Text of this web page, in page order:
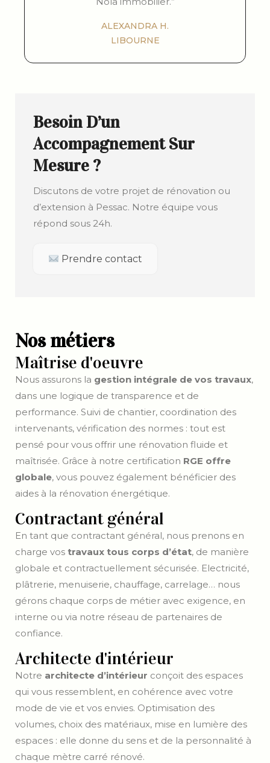
ALEXANDRA H.
LIBOURNE
Besoin D’un
Accompagnement Sur
Mesure ?
Discutons de votre projet de rénovation ou
d’extension à Pessac. Notre équipe vous
répond sous 24h.
Prendre contact
Nos métiers
Maîtrise d'oeuvre
Nous assurons la gestion intégrale de vos travaux,
dans une logique de transparence et de
performance. Suivi de chantier, coordination des
intervenants, vérification des normes : tout est
pensé pour vous offrir une rénovation fluide et
maîtrisée. Grâce à notre certification RGE offre
globale, vous pouvez également bénéficier des
aides à la rénovation énergétique.
Contractant général
En tant que contractant général, nous prenons en
charge vos travaux tous corps d’état, de manière
globale et contractuellement sécurisée. Electricité,
plâtrerie, menuiserie, chauffage, carrelage… nous
gérons chaque corps de métier avec exigence, en
interne ou via notre réseau de partenaires de
confiance.
Architecte d'intérieur
Notre architecte d’intérieur conçoit des espaces
qui vous ressemblent, en cohérence avec votre
mode de vie et vos envies. Optimisation des
volumes, choix des matériaux, mise en lumière des
espaces : elle donne du sens et de la personnalité à
chaque mètre carré rénové.